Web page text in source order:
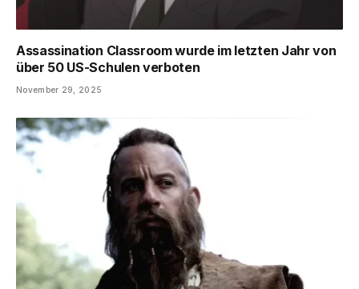
Assassination Classroom wurde im letzten Jahr von
über 50 US-Schulen verboten
November 29, 2025